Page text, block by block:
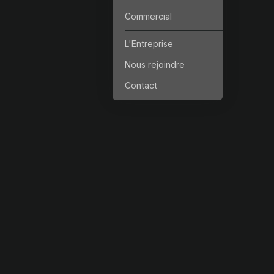
Commercial
L'Entreprise
Nous rejoindre
Contact